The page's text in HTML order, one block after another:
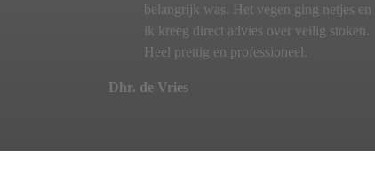
belangrijk was. Het vegen ging netjes en
ik kreeg direct advies over veilig stoken.
Heel prettig en professioneel.
Dhr. de Vries